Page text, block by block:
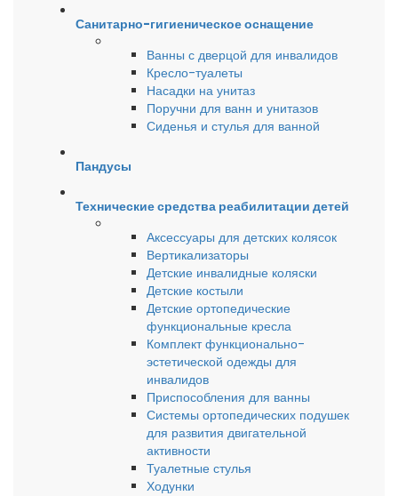
Санитарно-гигиеническое оснащение
Ванны с дверцой для инвалидов
Кресло-туалеты
Насадки на унитаз
Поручни для ванн и унитазов
Сиденья и стулья для ванной
Пандусы
Технические средства реабилитации детей
Аксессуары для детских колясок
Вертикализаторы
Детские инвалидные коляски
Детские костыли
Детские ортопедические
функциональные кресла
Комплект функционально-
эстетической одежды для
инвалидов
Приспособления для ванны
Системы ортопедических подушек
для развития двигательной
активности
Туалетные стулья
Ходунки